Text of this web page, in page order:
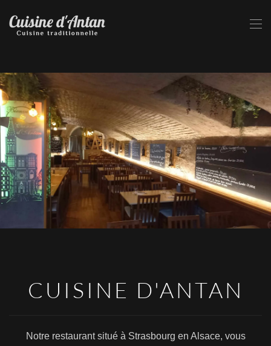
Skip to main content
CUISINE D'ANTAN
Notre restaurant situé à Strasbourg en Alsace, vous